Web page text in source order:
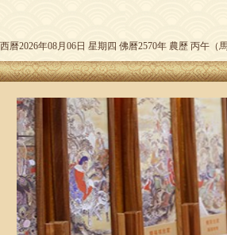
西曆2026年08月06日 星期四 佛曆2570年 農歷 丙午（